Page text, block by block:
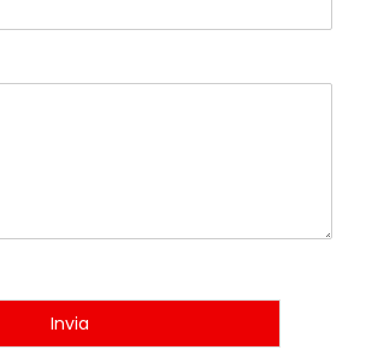
Invia